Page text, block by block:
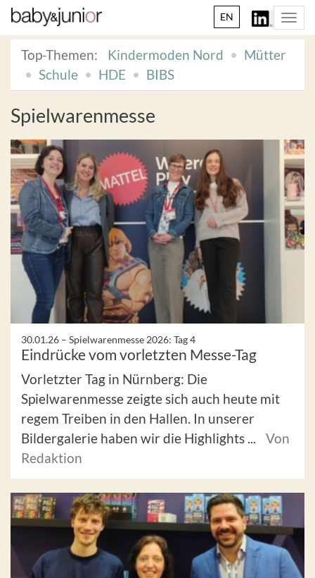
EN
Top-Themen: Kindermoden Nord
Mütter
Schule
HDE BIBS
Spielwarenmesse
30.01.26 – Spielwarenmesse 2026: Tag 4
Eindrücke vom vorletzten Messe-Tag
Vorletzter Tag in Nürnberg: Die
Spielwarenmesse zeigte sich auch heute mit
regem Treiben in den Hallen. In unserer
Bildergalerie haben wir die Highlights ...
Von
Redaktion